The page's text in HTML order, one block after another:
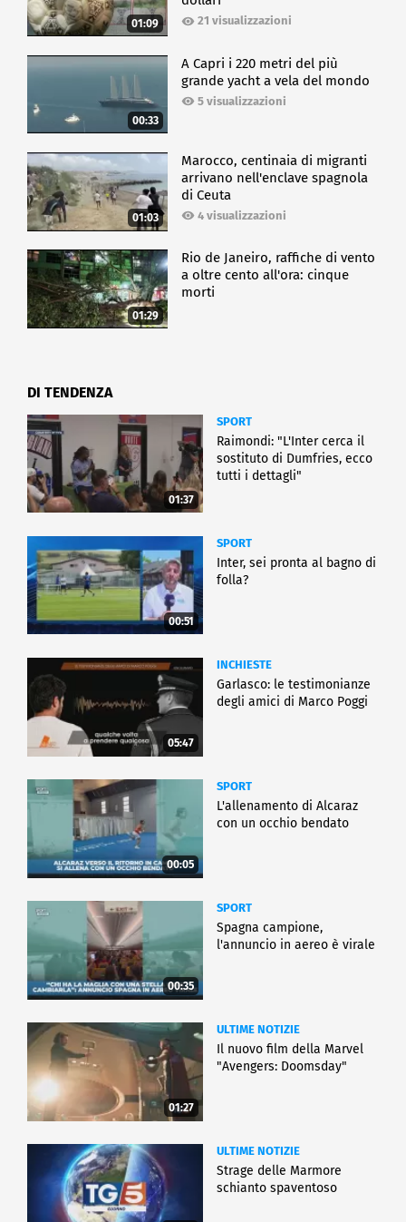
01:09 21 visualizzazioni
00:33
A Capri i 220 metri del più
grande yacht a vela del mondo
5 visualizzazioni
01:03
Marocco, centinaia di migranti
arrivano nell'enclave spagnola
di Ceuta
4 visualizzazioni
01:29
Rio de Janeiro, raffiche di vento
a oltre cento all'ora: cinque
morti
DI TENDENZA
01:37
SPORT
Raimondi: "L'Inter cerca il
sostituto di Dumfries, ecco
tutti i dettagli"
00:51
SPORT
Inter, sei pronta al bagno di
folla?
05:47
INCHIESTE
Garlasco: le testimonianze
degli amici di Marco Poggi
00:05
SPORT
L'allenamento di Alcaraz
con un occhio bendato
00:35
SPORT
Spagna campione,
l'annuncio in aereo è virale
01:27
ULTIME NOTIZIE
Il nuovo film della Marvel
"Avengers: Doomsday"
ULTIME NOTIZIE
Strage delle Marmore
schianto spaventoso